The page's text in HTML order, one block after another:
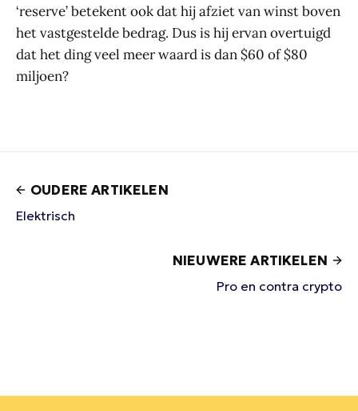
‘reserve’ betekent ook dat hij afziet van winst boven
het vastgestelde bedrag. Dus is hij ervan overtuigd
dat het ding veel meer waard is dan $60 of $80
miljoen?
OUDERE ARTIKELEN
Elektrisch
NIEUWERE ARTIKELEN
Pro en contra crypto